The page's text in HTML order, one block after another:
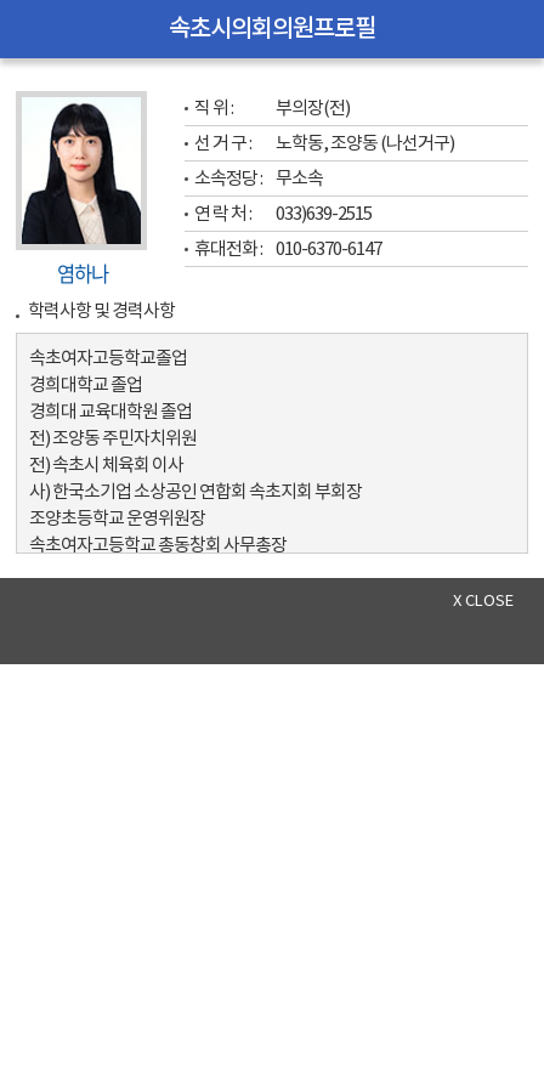
속초시의회의원프로필
염하나
직 위 :
부의장(전)
선 거 구 :
노학동, 조양동 (나선거구)
소속정당 :
무소속
연 락 처 :
033)639-2515
휴대전화 :
010-6370-6147
학력사항 및 경력사항
속초여자고등학교졸업
경희대학교 졸업
경희대 교육대학원 졸업
전) 조양동 주민자치위원
전) 속초시 체육회 이사
사) 한국소기업 소상공인 연합회 속초지회 부회장
조양초등학교 운영위원장
속초여자고등학교 총동창회 사무총장
X CLOSE